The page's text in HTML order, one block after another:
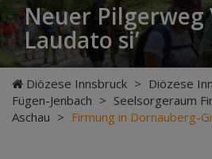
Neuer Pilgerweg
Laudato si’
Diözese Innsbruck > Diözese
Fügen-Jenbach > Seelsorgeraum
Aschau > Firmung in Dornauberg-